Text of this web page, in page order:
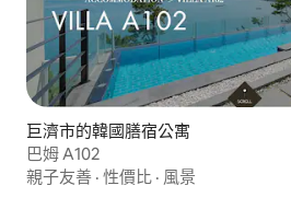
巨濟市的韓國膳宿公寓
巴姆 A102
親子友善 · 性價比 · 風景